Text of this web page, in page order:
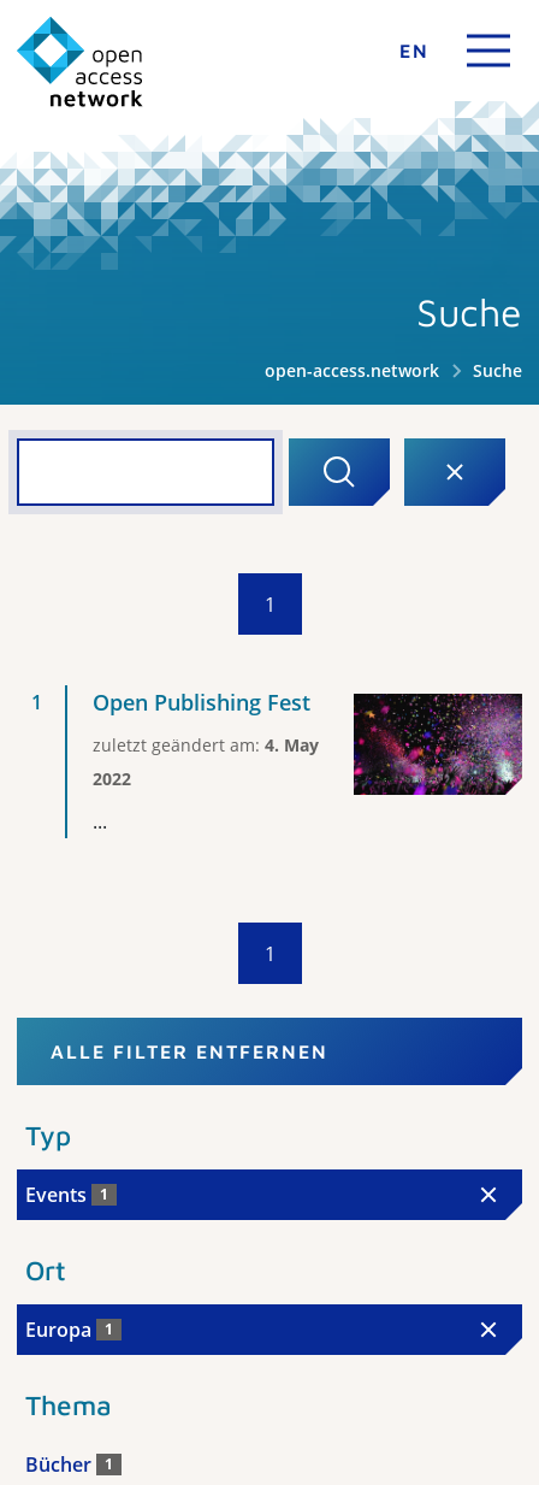
EN
Suche
open-access.network Suche
1
Open Publishing Fest
zuletzt geändert am: 4. May
2022
...
1
ALLE FILTER ENTFERNEN
Typ
Events 1
Ort
Europa 1
Thema
Bücher 1